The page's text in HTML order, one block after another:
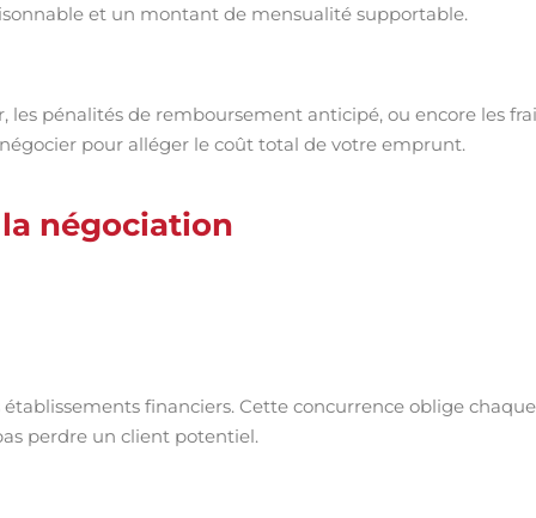
et un montant de mensualité supportable.
les pénalités de remboursement anticipé, ou encore les
pour alléger le coût total de votre emprunt.
négociation
financiers. Cette concurrence oblige chaque
perdre un client potentiel.